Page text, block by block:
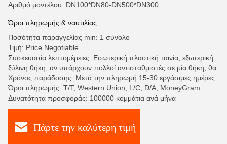
Αριθμό μοντέλου: DN100*DN80-DN500*DN300
Όροι πληρωμής & ναυτιλίας
Ποσότητα παραγγελίας min: 1 σύνολο
Τιμή: Price Negotiable
Συσκευασία λεπτομέρειες: Εσωτερική πλαστική ταινία, εξωτερική
ξύλινη θήκη, αν υπάρχουν πολλοί αντισταθμιστές σε μία θήκη, θα
Χρόνος παράδοσης: Μετά την πληρωμή 15-30 εργάσιμες ημέρες
Όροι πληρωμής: T/T, Western Union, L/C, D/A, MoneyGram
Δυνατότητα προσφοράς: 100000 κομμάτια ανά μήνα
Πάρτε την καλύτερη τιμή